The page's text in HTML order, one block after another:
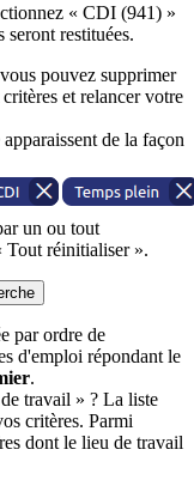
« CDI (941) »
restituées.
pouvez supprimer
et relancer votre
de la façon
un ou tout
Tout réinitialiser ».
par ordre de
d'emploi répondant le
.
travail » ? La liste
critères. Parmi
dont le lieu de travail